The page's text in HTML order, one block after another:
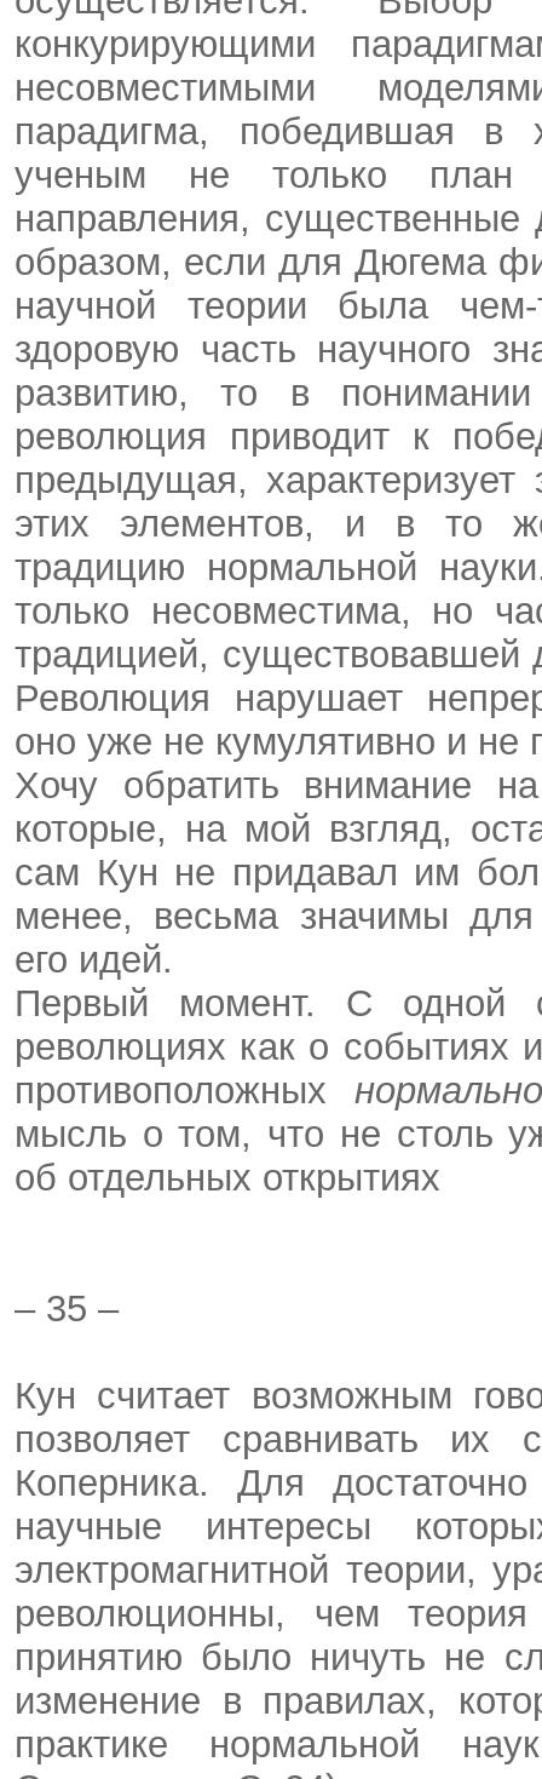
конкурирующими
несовместимыми
парадигма, победившая в
ученым не только план
направления, существенные
образом, если для Дюгема
научной теории была
здоровую часть научного
развитию, то в
революция приводит к
предыдущая,
этих элементов, и в то
традицию нормальной
только несовместима, но
традицией, существовавшей
Революция нарушает
оно уже не кумулятивно и не
Хочу обратить внимание
которые, на мой взгляд,
сам Кун не придавал им
менее, весьма значимы
его идей.
Первый момент. С одной
революциях как о событиях
противоположных
мысль о том, что не столь
об отдельных открытиях
– 35 –
Кун считает возможным
позволяет сравнивать их
Коперника. Для
научные интересы
электромагнитной теории,
революционны, чем
принятию было ничуть не
изменение в правилах,
практике нормальной